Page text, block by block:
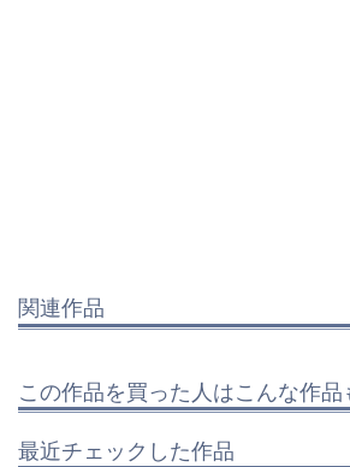
関連作品
この作品を買った人はこんな作
最近チェックした作品